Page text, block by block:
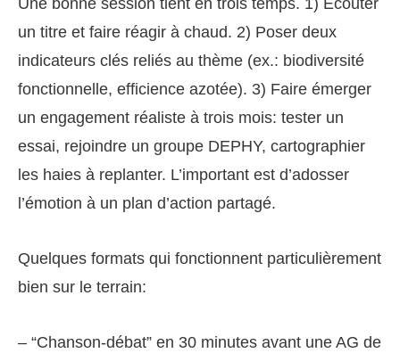
Une bonne session tient en trois temps. 1) Écouter
un titre et faire réagir à chaud. 2) Poser deux
indicateurs clés reliés au thème (ex.: biodiversité
fonctionnelle, efficience azotée). 3) Faire émerger
un engagement réaliste à trois mois: tester un
essai, rejoindre un groupe DEPHY, cartographier
les haies à replanter. L’important est d’adosser
l’émotion à un plan d’action partagé.
Quelques formats qui fonctionnent particulièrement
bien sur le terrain:
– “Chanson-débat” en 30 minutes avant une AG de